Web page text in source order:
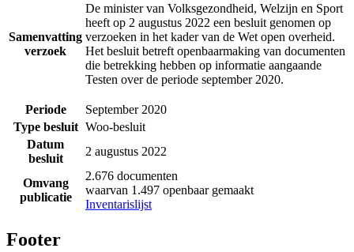
Samenvatting
verzoek
De minister van Volksgezondheid, Welzijn en Sport
heeft op 2 augustus 2022 een besluit genomen op
verzoeken in het kader van de Wet open overheid.
Het besluit betreft openbaarmaking van documenten
die betrekking hebben op informatie aangaande
Testen over de periode september 2020.
Periode
September 2020
Type besluit Woo-besluit
Datum
besluit
2 augustus 2022
Omvang
publicatie
2.676 documenten
waarvan 1.497 openbaar gemaakt
Inventarislijst
Footer